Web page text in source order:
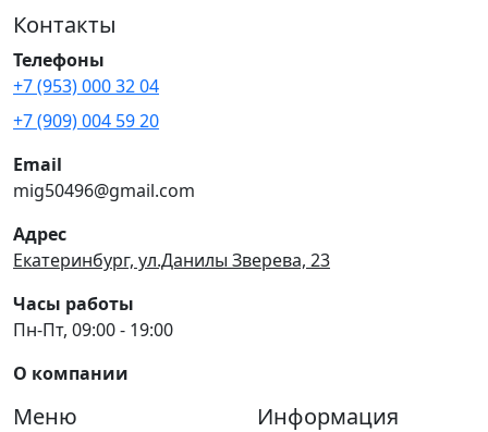
Контакты
Телефоны
+7 (953) 000 32 04
+7 (909) 004 59 20
Email
mig50496@gmail.com
Адрес
Екатеринбург, ул.Данилы Зверева, 23
Часы работы
Пн-Пт, 09:00 - 19:00
О компании
Меню Информация